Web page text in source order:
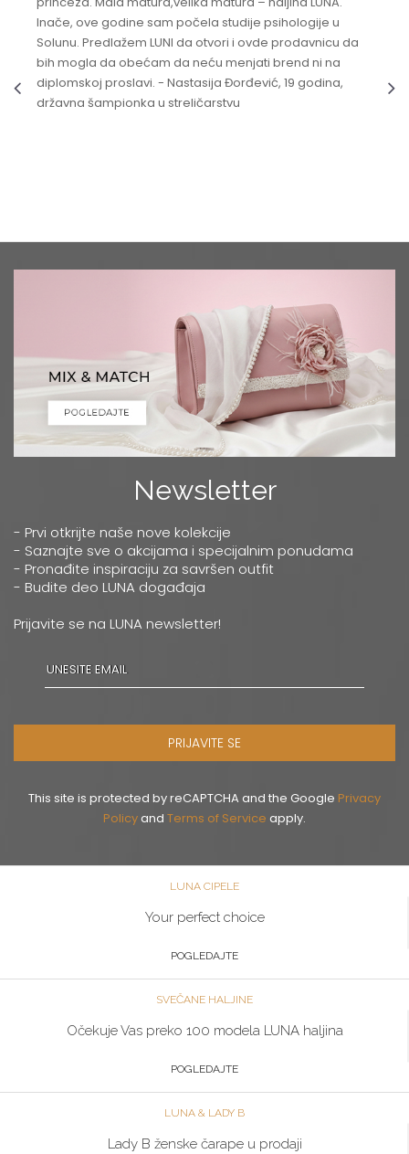
Inače, ove godine sam počela studije psihologije u
Solunu. Predlažem LUNI da otvori i ovde prodavnicu da
bih mogla da obećam da neću menjati brend ni na
diplomskoj proslavi. - Nastasija Đorđević, 19 godina,
državna šampionka u streličarstvu
Newsletter
- Prvi otkrijte naše nove kolekcije
- Saznajte sve o akcijama i specijalnim ponudama
- Pronađite inspiraciju za savršen outfit
- Budite deo LUNA događaja
Prijavite se na LUNA newsletter!
PRIJAVITE SE
This site is protected by reCAPTCHA and the Google Privacy
Policyand Terms of Service apply.
LUNA CIPELE
Your perfect choice
POGLEDAJTE
SVEČANE HALJINE
Očekuje Vas preko 100 modela LUNA haljina
POGLEDAJTE
LUNA & LADY B
Lady B ženske čarape u prodaji